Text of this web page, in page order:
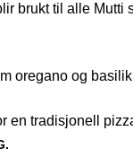
brukt til alle Mutti
oregano og
en tradisjonell